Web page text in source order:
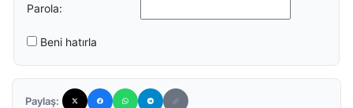
Parola:
Beni hatırla
Paylaş: